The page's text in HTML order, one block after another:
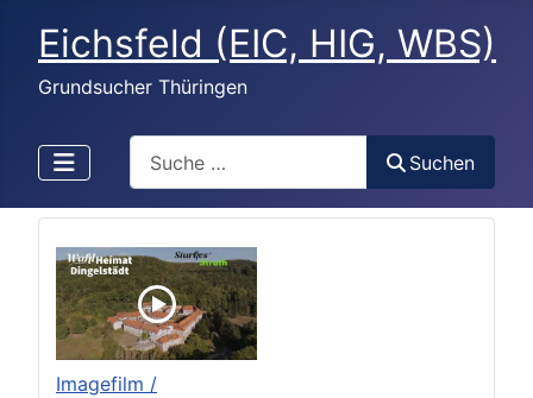
Eichsfeld (EIC, HIG, WBS)
Grundsucher Thüringen
Suchen
Imagefilm /